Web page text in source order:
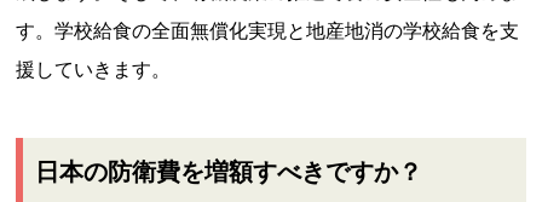
す。学校給食の全面無償化実現と地産地消の学校給食を支
援していきます。
日本の防衛費を増額すべきですか？